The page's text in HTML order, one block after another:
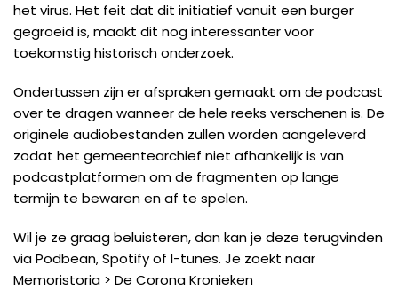
het virus. Het feit dat dit initiatief vanuit een burger
gegroeid is, maakt dit nog interessanter voor
toekomstig historisch onderzoek.
Ondertussen zijn er afspraken gemaakt om de podcast
over te dragen wanneer de hele reeks verschenen is. De
originele audiobestanden zullen worden aangeleverd
zodat het gemeentearchief niet afhankelijk is van
podcastplatformen om de fragmenten op lange
termijn te bewaren en af te spelen.
Wil je ze graag beluisteren, dan kan je deze terugvinden
via Podbean, Spotify of I-tunes. Je zoekt naar
Memoristoria > De Corona Kronieken